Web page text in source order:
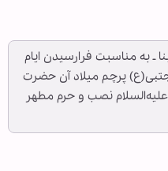
ـ به مناسبت فرارسیدن ایام
پرچم میلاد آن حضرت
نصب و حرم مطهر